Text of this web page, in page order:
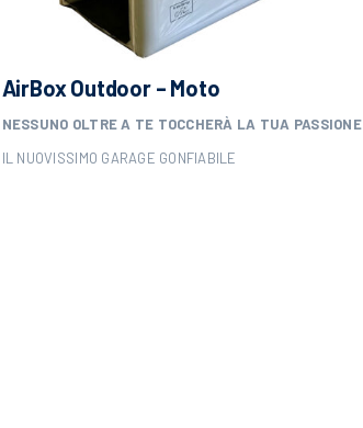
AirBox Outdoor – Moto
NESSUNO OLTRE A TE TOCCHERÀ LA TUA PASSIONE
IL NUOVISSIMO GARAGE GONFIABILE